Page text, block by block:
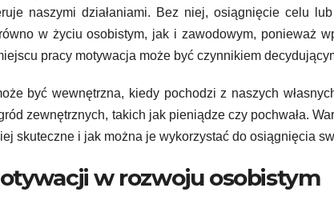
naszymi działaniami. Bez niej, osiągnięcie celu
w życiu osobistym, jak i zawodowym, ponieważ
pracy motywacja może być czynnikiem
być wewnętrzna, kiedy pochodzi z naszych
zewnętrznych, takich jak pieniądze czy pochwała.
skuteczne i jak można je wykorzystać do osiągnięcia
w rozwoju osobistym